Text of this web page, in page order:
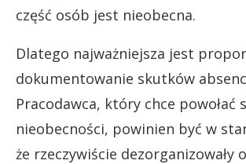
część osób jest nieobecna.
Dlatego najważniejsza jest
dokumentowanie skutków
Pracodawca, który chce powołać
nieobecności, powinien być w
że rzeczywiście dezorganizowały